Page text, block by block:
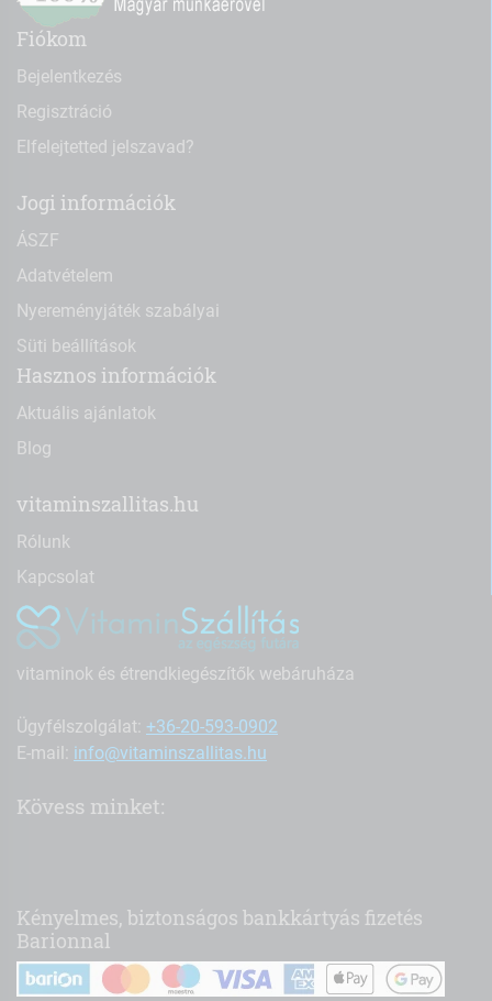
Fiókom
Bejelentkezés
Regisztráció
Elfelejtetted jelszavad?
Jogi információk
ÁSZF
Adatvételem
Nyereményjáték szabályai
Süti beállítások
Hasznos információk
Aktuális ajánlatok
Blog
vitaminszallitas.hu
Rólunk
Kapcsolat
vitaminok és étrendkiegészítők webáruháza
Ügyfélszolgálat: +36-20-593-0902
E-mail: info@vitaminszallitas.hu
Kövess minket:
Kényelmes, biztonságos bankkártyás fizetés
Barionnal